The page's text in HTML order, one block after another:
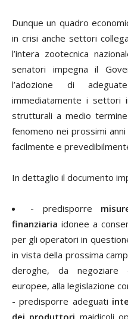
Dunque un quadro
in crisi anche settori
l’intera zootecnica
senatori impegna il
l’adozione di
immediatamente i settori
strutturali a medio
fenomeno nei prossimi
facilmente e
In dettaglio il documento
- predisporre
finanziariaidonee a
per gli operatori in
in vista della prossima
deroghe, da
europee, alla legislazione
- predisporre adeguati
dei produttori maidicoli